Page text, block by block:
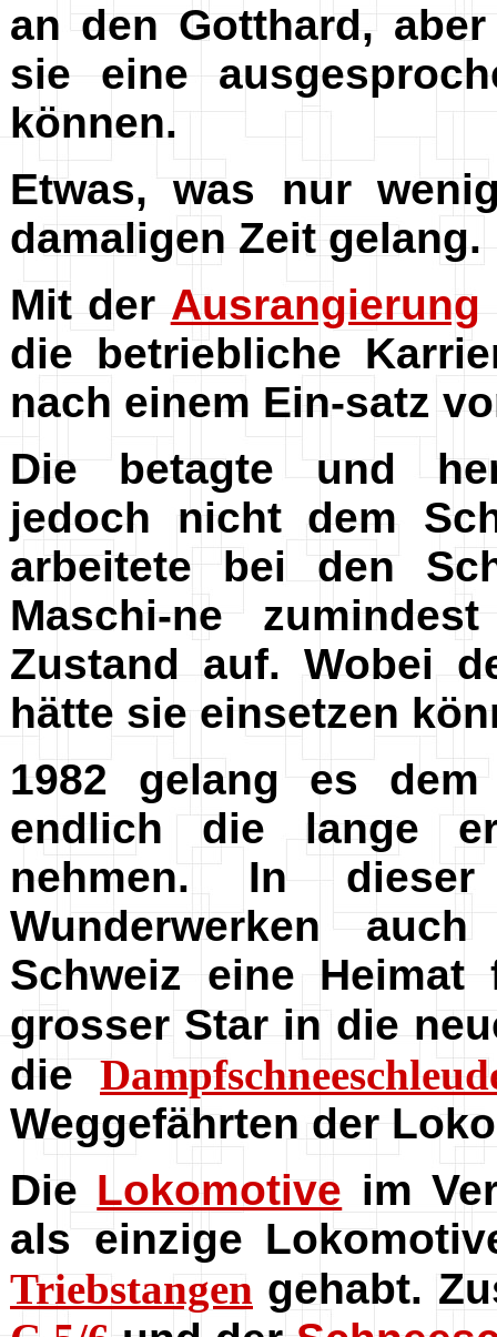
an den Gotthard,
sie eine
können.
Etwas, was nur
damaligen Zeit gelang.
Mit der Ausrangierung
die betriebliche
nach einem Ein-satz
Die betagte und
jedoch nicht dem
arbeitete bei den
Maschi-ne
Zustand auf. Wobei
hätte sie einsetzen
1982 gelang es
endlich die lange
nehmen. In
Wunderwerken
Schweiz eine
grosser Star in die
die
Weggefährten der
Die Lokomotive im
als einzige
Triebstangen gehabt.